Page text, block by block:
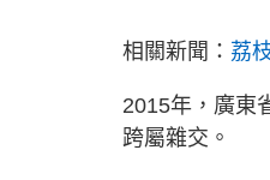
相關新聞： 荔
2015年，廣東
跨屬雜交。